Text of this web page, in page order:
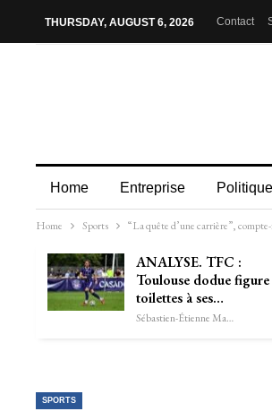
THURSDAY, AUGUST 6, 2026 Contact
Home Entreprise Politique
Home Sports “La quête d’une carrière”,
ANALYSE. TFC :
Toulouse dodue figure
toilettes à ses…
Sébastien-Étienne Marechal
SPORTS